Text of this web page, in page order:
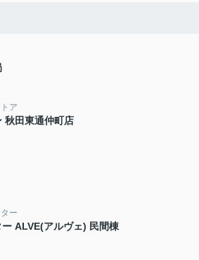
ア
秋田東通仲町店
ー
ALVE(アルヴェ) 民間棟